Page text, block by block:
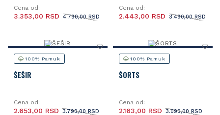
Cena od:
4.790,00 RSD
3.353,00 RSD
Cena od:
3.490,00 RSD
2.443,00 RSD
100% Pamuk
ŠEŠIR
Cena od:
3.790,00 RSD
2.653,00 RSD
100% Pamuk
ŠORTS
Cena od:
3.090,00 RSD
2.163,00 RSD